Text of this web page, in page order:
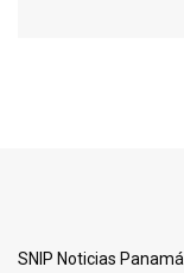
SNIP Noticias Panamá